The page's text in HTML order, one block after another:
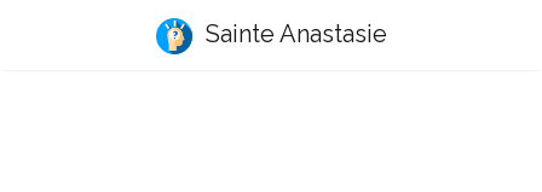
Sainte Anastasie